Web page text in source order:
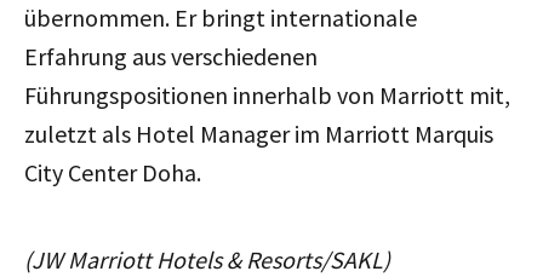
übernommen. Er bringt internationale
Erfahrung aus verschiedenen
Führungspositionen innerhalb von Marriott mit,
zuletzt als Hotel Manager im Marriott Marquis
City Center Doha.
(JW Marriott Hotels & Resorts/SAKL)